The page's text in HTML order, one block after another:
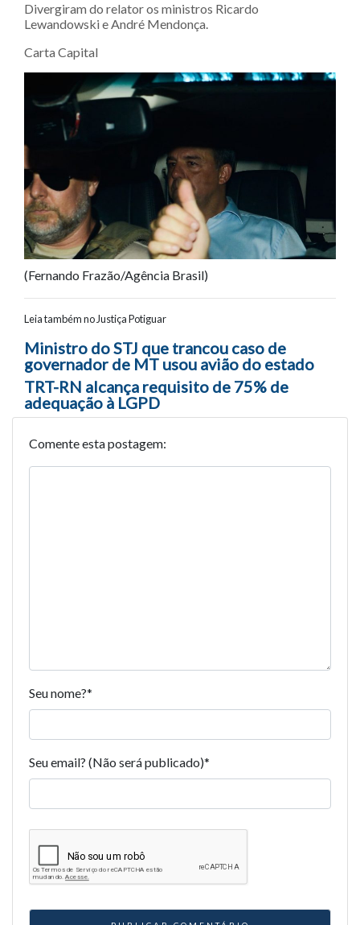
Divergiram do relator os ministros Ricardo
Lewandowski e André Mendonça.
Carta Capital
(Fernando Frazão/Agência Brasil)
Leia também no Justiça Potiguar
Navegação entre posts
Ministro do STJ que trancou caso de
governador de MT usou avião do estado
TRT-RN alcança requisito de 75% de
adequação à LGPD
Comente esta postagem:
Seu nome?*
Seu email? (Não será publicado)*